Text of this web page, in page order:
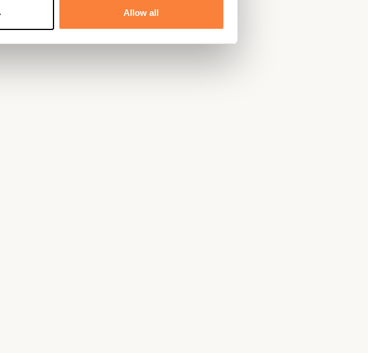
Allow all